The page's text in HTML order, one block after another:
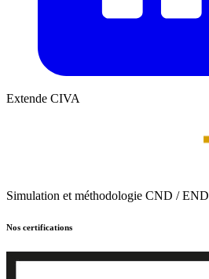
Extende CIVA
Simulation et méthodologie CND / END
Nos certifications